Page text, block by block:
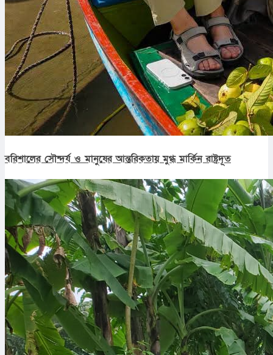
বরিশালের সৌন্দর্য ও মানুষের আন্তরিকতায় মুগ্ধ মার্কিন রাষ্ট্রদূত